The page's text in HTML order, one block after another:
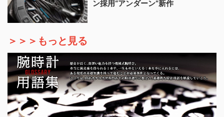
ン採用“アンダーン”新作
＞＞＞もっと見る